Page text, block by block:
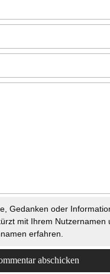
Gedanken oder
mit Ihrem
erfahren.